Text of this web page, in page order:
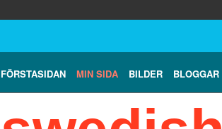
FÖRSTASIDAN MIN SIDA BILDER BLOGGAR